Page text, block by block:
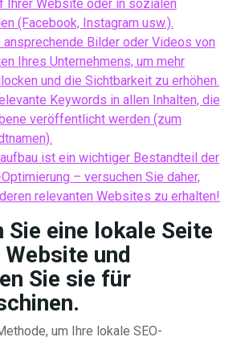
Ihrer Website oder in sozialen
(Facebook, Instagram usw.).
ansprechende Bilder oder Videos von
Ihres Unternehmens, um mehr
und die Sichtbarkeit zu erhöhen.
Keywords in allen Inhalten, die
veröffentlicht werden (zum
ist ein wichtiger Bestandteil der
– versuchen Sie daher,
relevanten Websites zu erhalten!
Sie eine lokale Seite
und
Sie sie für
um Ihre lokale SEO-